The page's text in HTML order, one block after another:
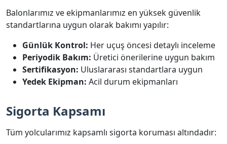
Balonlarımız ve ekipmanlarımız en yüksek güvenlik
standartlarına uygun olarak bakımı yapılır:
Günlük Kontrol: Her uçuş öncesi detaylı inceleme
Periyodik Bakım: Üretici önerilerine uygun bakım
Sertifikasyon: Uluslararası standartlara uygun
Yedek Ekipman: Acil durum ekipmanları
Sigorta Kapsamı
Tüm yolcularımız kapsamlı sigorta koruması altındadır: